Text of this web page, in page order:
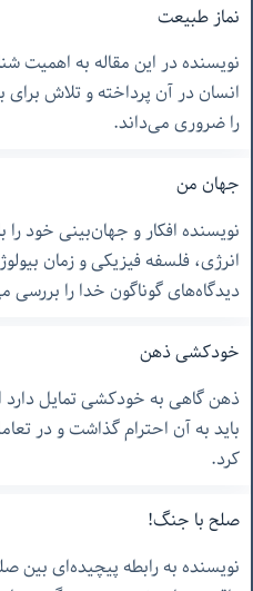
نماز طبیعت
نویسنده در این مقاله به اهمیت
انسان در آن پرداخته و تلاش
را ضروری می‌داند.
جهان من
نویسنده افکار و جهان‌بینی خود را
انرژی، فلسفه فیزیکی و زمان
دیدگاه‌های گوناگون خدا را بررسی
خودکشی ذهن
ذهن گاهی به خودکشی تمایل دارد
باید به آن احترام گذاشت و در
کرد.
صلح با جنگ!
نویسنده به رابطه پیچیده‌ای بین